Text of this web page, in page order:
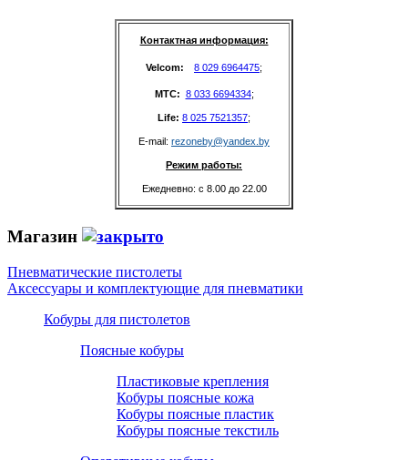
Контактная информация:
Velcom: 8 029 6964475;
MTC: 8 033 6694334;
Life: 8 025 7521357;
E-mail: rezoneby@yandex.by
Режим работы:
Ежедневно: с 8.00 до 22.00
Магазин
Пневматические пистолеты
Аксессуары и комплектующие для пневматики
Кобуры для пистолетов
Поясные кобуры
Пластиковые крепления
Кобуры поясные кожа
Кобуры поясные пластик
Кобуры поясные текстиль